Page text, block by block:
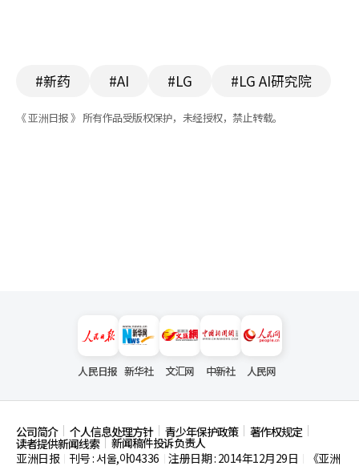
#新药 #AI #LG #LG AI研究院
《 亚洲日报 》 所有作品受版权保护，未经授权，禁止转载。
人民日报 新华社 文汇网 中新社 人民网
公司简介 个人信息处理方针 青少年保护政策 著作权规定
读者提供新闻线索
新闻稿件投诉负责人
亚洲日报
刊号 : 서울,아04336 注册日期 : 2014年12月29日
《亚洲